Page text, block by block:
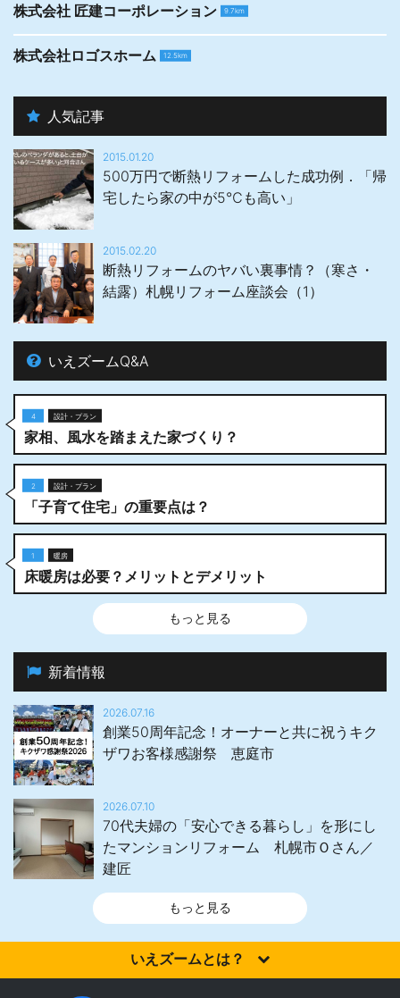
株式会社 匠建コーポレーション 9.7km
株式会社ロゴスホーム 12.5km
人気記事
2015.01.20
500万円で断熱リフォームした成功例．「帰
宅したら家の中が5℃も高い」
2015.02.20
断熱リフォームのヤバい裏事情？（寒さ・
結露）札幌リフォーム座談会（1）
いえズームQ&A
4 設計・プラン
家相、風水を踏まえた家づくり？
2 設計・プラン
「子育て住宅」の重要点は？
1 暖房
床暖房は必要？メリットとデメリット
もっと見る
新着情報
2026.07.16
創業50周年記念！オーナーと共に祝うキク
ザワお客様感謝祭 恵庭市
2026.07.10
70代夫婦の「安心できる暮らし」を形にし
たマンションリフォーム 札幌市Ｏさん／
建匠
もっと見る
いえズームとは？